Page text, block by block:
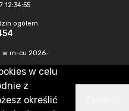
ogółem
w m-cu 2026-
w celu
z
określić